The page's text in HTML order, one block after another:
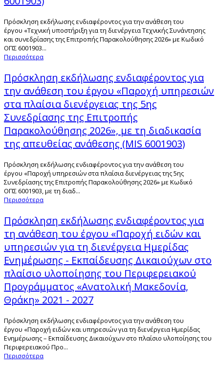
Πρόσκληση εκδήλωσης ενδιαφέροντος για την ανάθεση του
έργου «Τεχνική υποστήριξη για τη διενέργεια Τεχνικής Συνάντησης
και συνεδρίασης της Επιτροπής Παρακολούθησης 2026» με Κωδικό
ΟΠΣ 6001903...
Περισσότερα
Πρόσκληση εκδήλωσης ενδιαφέροντος για
την ανάθεση του έργου «Παροχή υπηρεσιών
στα πλαίσια διενέργειας της 5ης
Συνεδρίασης της Επιτροπής
Παρακολούθησης 2026», με τη διαδικασία
της απευθείας ανάθεσης (MIS 6001903)
Πρόσκληση εκδήλωσης ενδιαφέροντος για την ανάθεση του
έργου «Παροχή υπηρεσιών στα πλαίσια διενέργειας της 5ης
Συνεδρίασης της Επιτροπής Παρακολούθησης 2026» με Κωδικό
ΟΠΣ 6001903, με τη διαδ...
Περισσότερα
Πρόσκληση εκδήλωσης ενδιαφέροντος για
τη ανάθεση του έργου «Παροχή ειδών και
υπηρεσιών για τη διενέργεια Ημερίδας
Ενημέρωσης - Εκπαίδευσης Δικαιούχων στο
πλαίσιο υλοποίησης του Περιφερειακού
Προγράμματος «Ανατολική Μακεδονία,
Θράκη» 2021 - 2027
Πρόσκληση εκδήλωσης ενδιαφέροντος για την ανάθεση του
έργου «Παροχή ειδών και υπηρεσιών για τη διενέργεια Ημερίδας
Ενημέρωσης – Εκπαίδευσης Δικαιούχων στο πλαίσιο υλοποίησης του
Περιφερειακού Προ...
Περισσότερα